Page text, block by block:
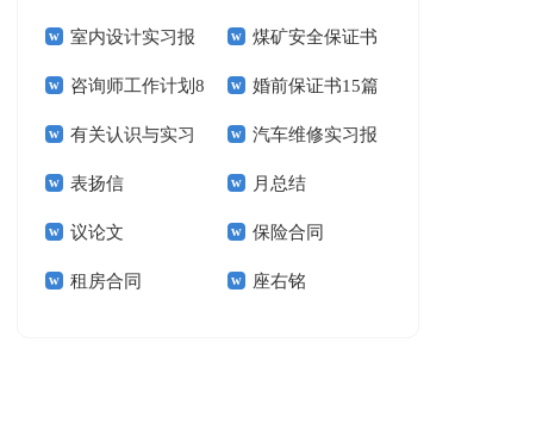
篇 祝福语
室内设计实习报
告汇编15篇
煤矿安全保证书
(15篇)
咨询师工作计划8
篇
婚前保证书15篇
有关认识与实习
报告模板集锦十篇
汽车维修实习报
告(汇编15篇)
表扬信 月总结
议论文 保险合同
租房合同 座右铭